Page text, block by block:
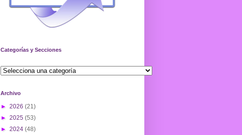
Categorías y Secciones
Archivo
► 2026 (21)
► 2025 (53)
► 2024 (48)